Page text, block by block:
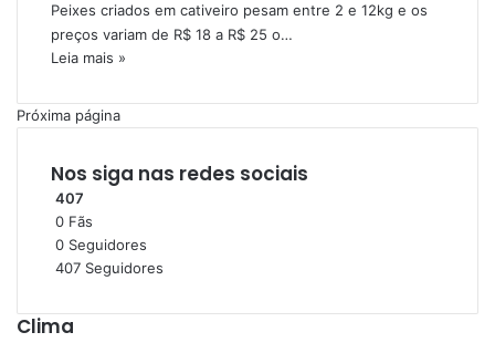
Peixes criados em cativeiro pesam entre 2 e 12kg e os
preços variam de R$ 18 a R$ 25 o…
Leia mais »
Próxima página
Nos siga nas redes sociais
407
0 Fãs
0 Seguidores
407 Seguidores
Clima